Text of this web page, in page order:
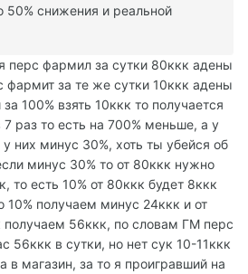
50% снижения и реальной
перс фармил за сутки 80ккк адены
фармит за те же сутки 10ккк адены
100% взять 10ккк то получается
раз то есть на 700% меньше, а у
них минус 30%, хоть ты убейся об
минус 30% то от 80ккк нужно
то есть 10% от 80ккк будет 8ккк
получаем минус 24ккк и от
56ккк, по словам ГМ перс
56ккк в сутки, но нет сук 10-11ккк
в магазин, за то я проигравший на